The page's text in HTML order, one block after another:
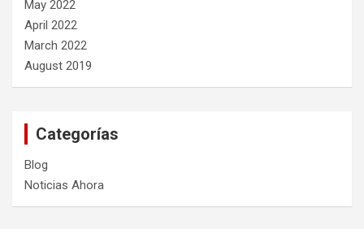
May 2022
April 2022
March 2022
August 2019
Categorías
Blog
Noticias Ahora